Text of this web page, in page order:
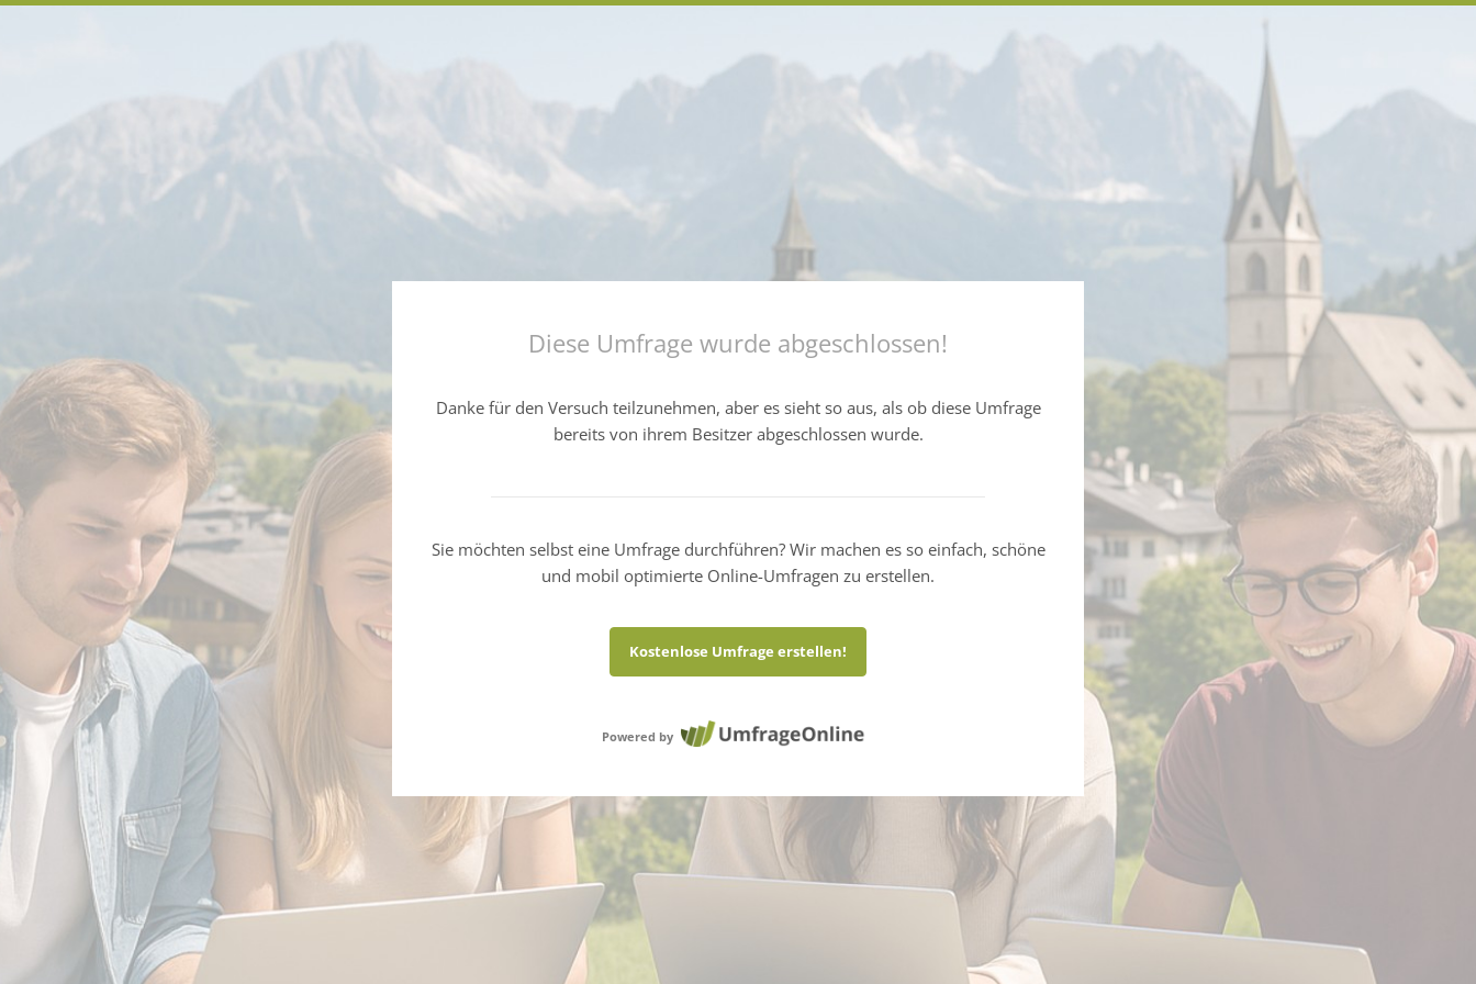
Diese Umfrage wurde abgeschlossen!
Danke für den Versuch teilzunehmen, aber es sieht so aus, als ob diese Umfrage
bereits von ihrem Besitzer abgeschlossen wurde.
Sie möchten selbst eine Umfrage durchführen? Wir machen es so einfach, schöne
und mobil optimierte Online-Umfragen zu erstellen.
Kostenlose Umfrage erstellen!
Powered by